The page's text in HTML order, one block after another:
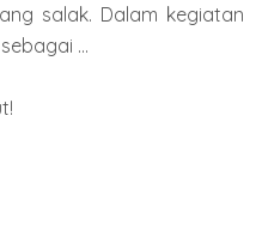
salak. Dalam kegiatan
...